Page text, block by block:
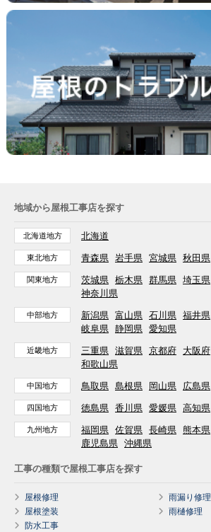
地域から屋根工事店を探す
北海道地方 北海道
東北地方 青森県 岩手県 宮城県 秋田県
関東地方 茨城県 栃木県 群馬県 埼玉県
神奈川県
中部地方 新潟県 富山県 石川県 福井県
岐阜県 静岡県 愛知県
近畿地方 三重県 滋賀県 京都府 大阪府
和歌山県
中国地方 鳥取県 島根県 岡山県 広島県
四国地方 徳島県 香川県 愛媛県 高知県
九州地方 福岡県 佐賀県 長崎県 熊本県
鹿児島県 沖縄県
工事の種類で屋根工事店を探す
屋根修理
雨漏り修理
屋根塗装
雨樋修理
防水工事